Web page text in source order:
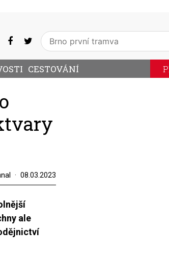
CESTOVÁNÍ
08.03.2023
ale